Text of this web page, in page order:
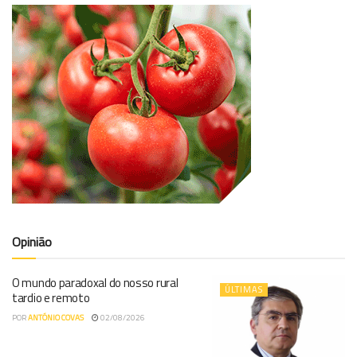
Opinião
ÚLTIMAS
O mundo paradoxal do nosso rural
tardio e remoto
PORANTÓNIO COVAS 02/08/2026